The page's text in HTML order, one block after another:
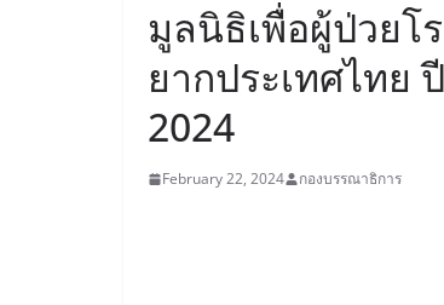
มูลนิธิเพื่อผู้ป่วยโ
ยากประเทศไทย
2024
February 22, 2024 กองบรรณาธิการ